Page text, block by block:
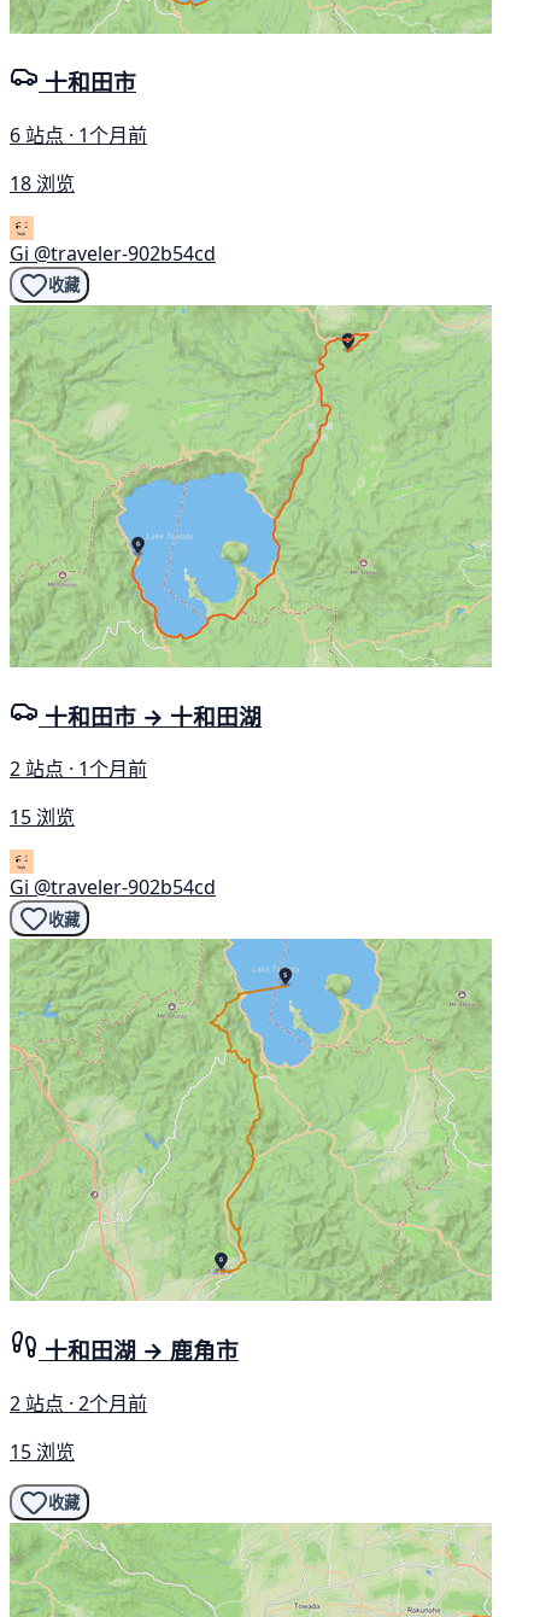
十和田市
6 站点 · 1个月前
18 浏览
Gi @traveler-902b54cd
收藏
十和田市 → 十和田湖
2 站点 · 1个月前
15 浏览
Gi @traveler-902b54cd
收藏
十和田湖 → 鹿角市
2 站点 · 2个月前
15 浏览
收藏